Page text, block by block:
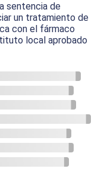
sentencia de
un tratamiento de
con el fármaco
local aprobado